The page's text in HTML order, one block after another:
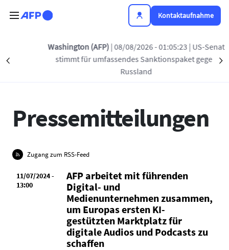
Kontaktaufnahme
Washington (AFP) | 08/08/2026 - 01:05:23| US-Senat
stimmt für umfassendes Sanktionspaket gegen
Russland
NEUES VON AFP PREISE UND AUSZEICHNUNGEN
Pressemitteilungen
Zugang zum RSS-Feed
11/07/2024 -
13:00
AFP arbeitet mit führenden
Digital- und
Medienunternehmen zusammen,
um Europas ersten KI-
gestützten Marktplatz für
digitale Audios und Podcasts zu
schaffen